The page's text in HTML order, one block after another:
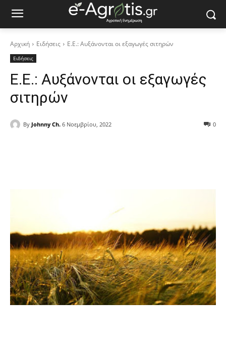
Αρχική Ειδήσεις Ε.Ε.: Αυξάνονται οι εξαγωγές σιτηρών
Ειδήσεις
Ε.Ε.: Αυξάνονται οι εξαγωγές
σιτηρών
By Johnny Ch. 6 Νοεμβρίου, 2022 0